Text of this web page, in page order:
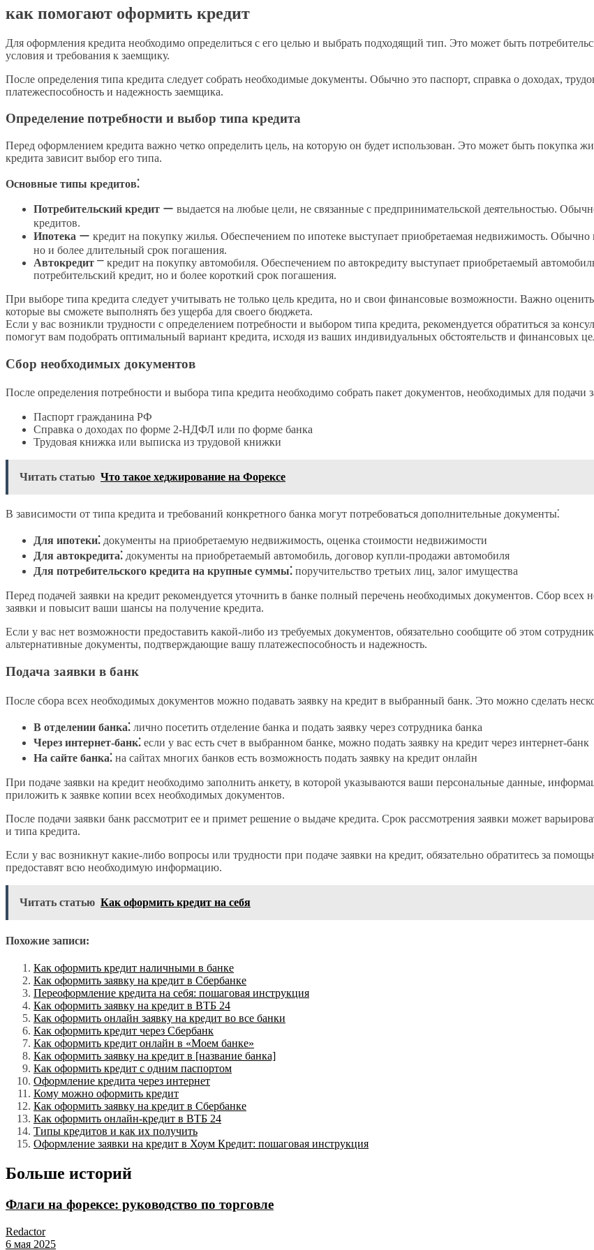
как помогают оформить кредит
Для оформления кредита необходимо определиться с его целью и выбрать подходящий тип. Это может быть
условия и требования к заемщику.
После определения типа кредита следует собрать необходимые документы. Обычно это паспорт, справка о доходах,
платежеспособность и надежность заемщика.
Определение потребности и выбор типа кредита
Перед оформлением кредита важно четко определить цель, на которую он будет использован. Это может быть покупка
кредита зависит выбор его типа.
Основные типы кредитов⁚
Потребительский кредит ー выдается на любые цели, не связанные с предпринимательской деятельностью.
кредитов.
Ипотека ー кредит на покупку жилья. Обеспечением по ипотеке выступает приобретаемая недвижимость. Обычно
но и более длительный срок погашения.
Автокредит ⎻ кредит на покупку автомобиля. Обеспечением по автокредиту выступает приобретаемый
потребительский кредит, но и более короткий срок погашения.
При выборе типа кредита следует учитывать не только цель кредита, но и свои финансовые возможности. Важно
которые вы сможете выполнять без ущерба для своего бюджета.
Если у вас возникли трудности с определением потребности и выбором типа кредита, рекомендуется обратиться за
помогут вам подобрать оптимальный вариант кредита, исходя из ваших индивидуальных обстоятельств и финансовых
Сбор необходимых документов
После определения потребности и выбора типа кредита необходимо собрать пакет документов, необходимых для подачи
Паспорт гражданина РФ
Справка о доходах по форме 2-НДФЛ или по форме банка
Трудовая книжка или выписка из трудовой книжки
Читать статью Что такое хеджирование на Форексе
В зависимости от типа кредита и требований конкретного банка могут потребоваться дополнительные документы⁚
Для ипотеки⁚ документы на приобретаемую недвижимость, оценка стоимости недвижимости
Для автокредита⁚ документы на приобретаемый автомобиль, договор купли-продажи автомобиля
Для потребительского кредита на крупные суммы⁚ поручительство третьих лиц, залог имущества
Перед подачей заявки на кредит рекомендуется уточнить в банке полный перечень необходимых документов. Сбор всех
заявки и повысит ваши шансы на получение кредита.
Если у вас нет возможности предоставить какой-либо из требуемых документов, обязательно сообщите об этом
альтернативные документы, подтверждающие вашу платежеспособность и надежность.
Подача заявки в банк
После сбора всех необходимых документов можно подавать заявку на кредит в выбранный банк. Это можно сделать
В отделении банка⁚ лично посетить отделение банка и подать заявку через сотрудника банка
Через интернет-банк⁚ если у вас есть счет в выбранном банке, можно подать заявку на кредит через интернет-банк
На сайте банка⁚ на сайтах многих банков есть возможность подать заявку на кредит онлайн
При подаче заявки на кредит необходимо заполнить анкету, в которой указываются ваши персональные данные,
приложить к заявке копии всех необходимых документов.
После подачи заявки банк рассмотрит ее и примет решение о выдаче кредита. Срок рассмотрения заявки может
и типа кредита.
Если у вас возникнут какие-либо вопросы или трудности при подаче заявки на кредит, обязательно обратитесь за
предоставят всю необходимую информацию.
Читать статью Как оформить кредит на себя
Похожие записи:
Как оформить кредит наличными в банке
Как оформить заявку на кредит в Сбербанке
Переоформление кредита на себя: пошаговая инструкция
Как оформить заявку на кредит в ВТБ 24
Как оформить онлайн заявку на кредит во все банки
Как оформить кредит через Сбербанк
Как оформить кредит онлайн в «Моем банке»
Как оформить заявку на кредит в [название банка]
Как оформить кредит с одним паспортом
Оформление кредита через интернет
Кому можно оформить кредит
Как оформить заявку на кредит в Сбербанке
Как оформить онлайн-кредит в ВТБ 24
Типы кредитов и как их получить
Оформление заявки на кредит в Хоум Кредит: пошаговая инструкция
Больше историй
Флаги на форексе: руководство по торговле
Redactor
6 мая 2025